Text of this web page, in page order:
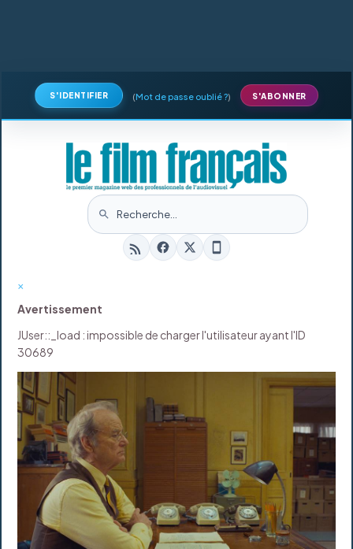
S'IDENTIFIER (Mot de passe oublié ?) S'ABONNER
×
Avertissement
JUser::_load : impossible de charger l'utilisateur ayant l'ID
30689